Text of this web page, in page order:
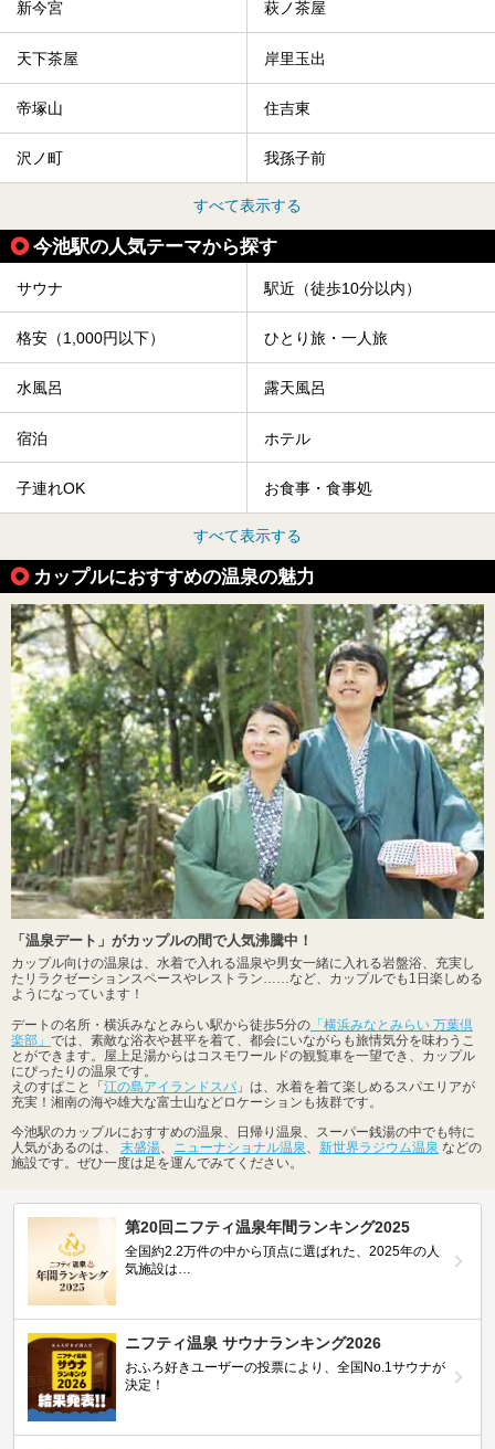
新今宮 萩ノ茶屋
天下茶屋 岸里玉出
帝塚山 住吉東
沢ノ町 我孫子前
すべて表示する
今池駅の人気テーマから探す
サウナ 駅近（徒歩10分以内）
格安（1,000円以下） ひとり旅・一人旅
水風呂 露天風呂
宿泊 ホテル
子連れOK お食事・食事処
すべて表示する
カップルにおすすめの温泉の魅力
「温泉デート」がカップルの間で人気沸騰中！
カップル向けの温泉は、水着で入れる温泉や男女一緒に入れる岩盤浴、充実し
たリラクゼーションスペースやレストラン……など、カップルでも1日楽しめる
ようになっています！
デートの名所・横浜みなとみらい駅から徒歩5分の 「横浜みなとみらい 万葉倶
楽部」 では、素敵な浴衣や甚平を着て、都会にいながらも旅情気分を味わうこ
とができます。屋上足湯からはコスモワールドの観覧車を一望でき、カップル
にぴったりの温泉です。
えのすぱこと「江の島アイランドスパ 」は、水着を着て楽しめるスパエリアが
充実！湘南の海や雄大な富士山などロケーションも抜群です。
今池駅のカップルにおすすめの温泉、日帰り温泉、スーパー銭湯の中でも特に
人気があるのは、 末盛湯 ニューナショナル温泉 新世界ラジウム温泉 などの
施設です。ぜひ一度は足を運んでみてください。
第20回ニフティ温泉年間ランキング2025
全国約2.2万件の中から頂点に選ばれた、2025年の人
気施設は…
ニフティ温泉 サウナランキング2026
おふろ好きユーザーの投票により、全国No.1サウナが
決定！